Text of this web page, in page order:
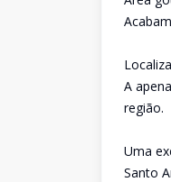
A
região.
Uma
Santo